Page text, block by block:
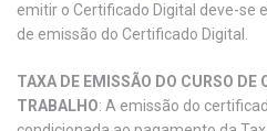
emitir o Certificado Digital deve-se
de emissão do Certificado Digital.
TAXA DE EMISSÃO DO CURSO DE
TRABALHO: A emissão do